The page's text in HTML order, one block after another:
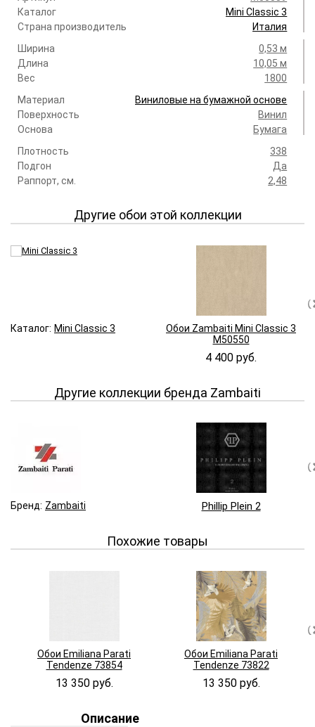
Каталог
Mini Classic 3
Страна производитель
Италия
Ширина
0,53 м
Длина
10,05 м
Вес
1800
Материал
Виниловые на бумажной основе
Поверхность
Винил
Основа
Бумага
Плотность
338
Подгон
Да
Раппорт, см.
2,48
Другие обои этой коллекции
Каталог: Mini Classic 3
Обои Zambaiti Mini Classic 3
M50550
4 400 руб.
Другие коллекции бренда Zambaiti
Бренд: Zambaiti Phillip Plein 2
Похожие товары
Обои Emiliana Parati
Tendenze 73854
13 350 руб.
Обои Emiliana Parati
Tendenze 73822
13 350 руб.
Описание